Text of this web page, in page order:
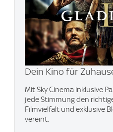
Dein Kino für
Mit Sky Cinema inklusive
jede Stimmung den
Filmvielfalt und exklusive
vereint.